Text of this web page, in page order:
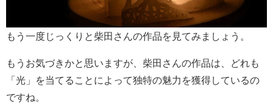
もう一度じっくりと柴田さんの作品を見てみましょう。
もうお気づきかと思いますが、柴田さんの作品は、どれも
「光」を当てることによって独特の魅力を獲得しているの
ですね。